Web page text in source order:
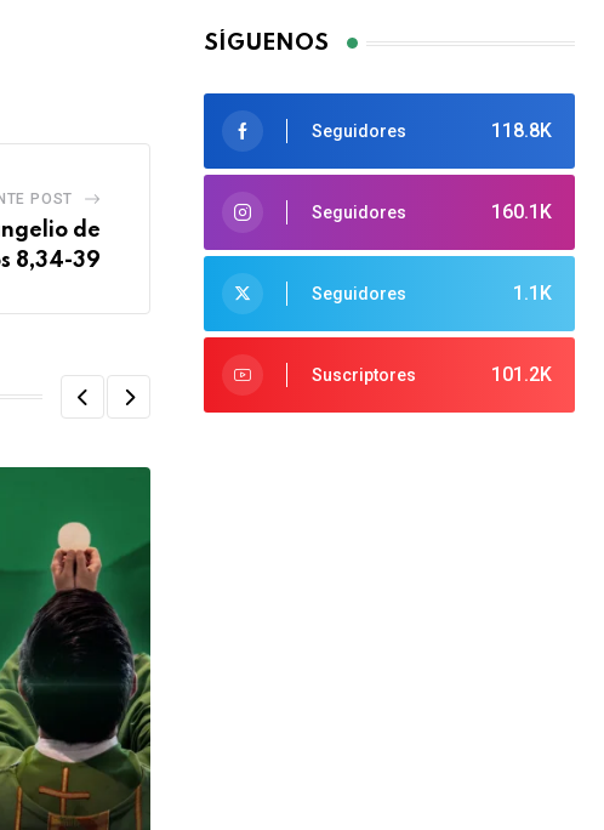
POST
de
8,34-39
SÍGUENOS
118.8K
Seguidores
160.1K
Seguidores
1.1K
Seguidores
101.2K
Suscriptores